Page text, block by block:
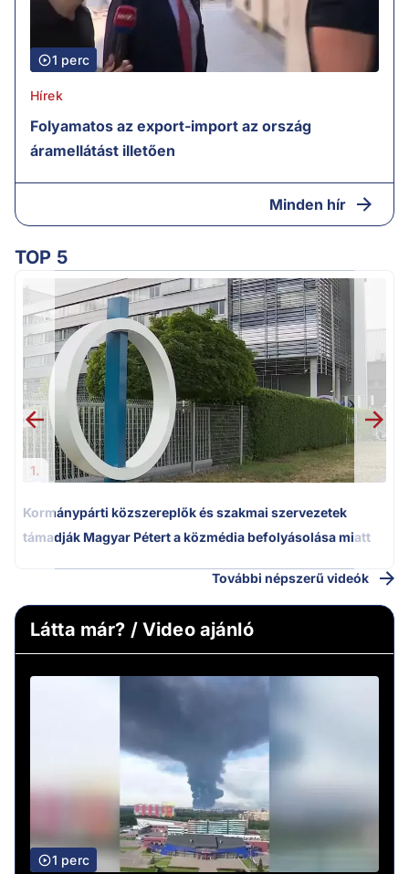
1 perc
Hírek
Folyamatos az export-import az ország
áramellátást illetően
Minden hír
TOP 5
1.
Kormánypárti közszereplők és szakmai szervezetek
támadják Magyar Pétert a közmédia befolyásolása miatt
További népszerű videók
Látta már? / Video ajánló
1 perc